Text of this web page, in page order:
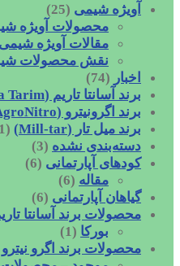
آویژه شیمی (25)
محصولات آویژه
مقالات آویژه شیمی
نقش محصولات
اخبار (74)
برند آسانتا تاریم (Asanta Tarim)
برند اگرونیترو (AgroNitro)
برند میل تار (Mill-tar)
(1)
دسته‌بندی نشده (3)
کودهای آپارتمانی (6)
مقاله (6)
گیاهان آپارتمانی (6)
محصولات برند آسانتا
بورکا (1)
محصولات برند اگرو نیترو